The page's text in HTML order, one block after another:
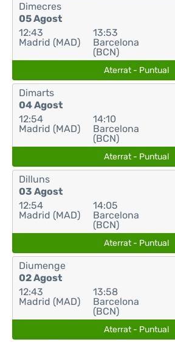
Dimecres
05 Agost
12:43
Madrid (MAD)
13:53
Barcelona
(BCN)
Aterrat - Puntual
Dimarts
04 Agost
12:54
Madrid (MAD)
14:10
Barcelona
(BCN)
Aterrat - Puntual
Dilluns
03 Agost
12:54
Madrid (MAD)
14:05
Barcelona
(BCN)
Aterrat - Puntual
Diumenge
02 Agost
12:43
Madrid (MAD)
13:58
Barcelona
(BCN)
Aterrat - Puntual